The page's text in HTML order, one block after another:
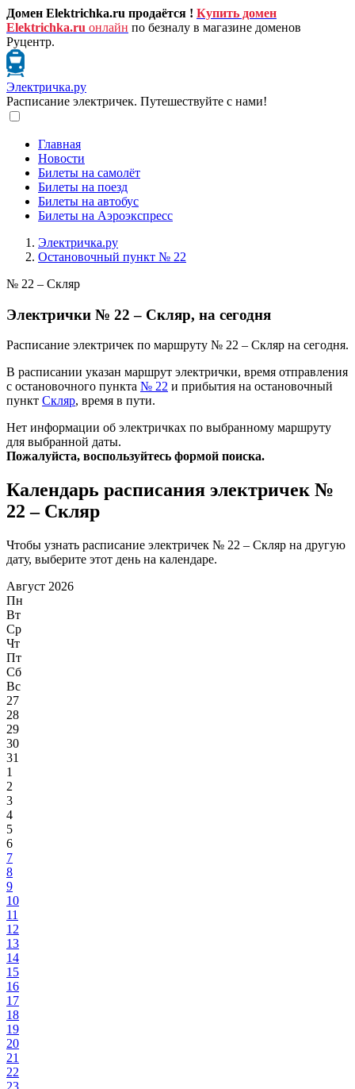
Домен Elektrichka.ru продаётся ! Купить домен
Elektrichka.ru онлайн по безналу в магазине доменов
Руцентр.
Электричка.ру
Расписание электричек. Путешествуйте с нами!
Главная
Новости
Билеты на самолёт
Билеты на поезд
Билеты на автобус
Билеты на Аэроэкспресс
Электричка.ру
Остановочный пункт № 22
№ 22 – Скляр
Электрички № 22 – Скляр, на сегодня
Расписание электричек по маршруту № 22 – Скляр на сегодня.
В расписании указан маршрут электрички, время отправления
с остановочного пункта № 22 и прибытия на остановочный
пункт Скляр, время в пути.
Нет информации об электричках по выбранному маршруту
для выбранной даты.
Пожалуйста, воспользуйтесь формой поиска.
Календарь расписания электричек №
22 – Скляр
Чтобы узнать расписание электричек № 22 – Скляр на другую
дату, выберите этот день на календаре.
Август 2026
Пн
Вт
Ср
Чт
Пт
Сб
Вс
27
28
29
30
31
1
2
3
4
5
6
7
8
9
10
11
12
13
14
15
16
17
18
19
20
21
22